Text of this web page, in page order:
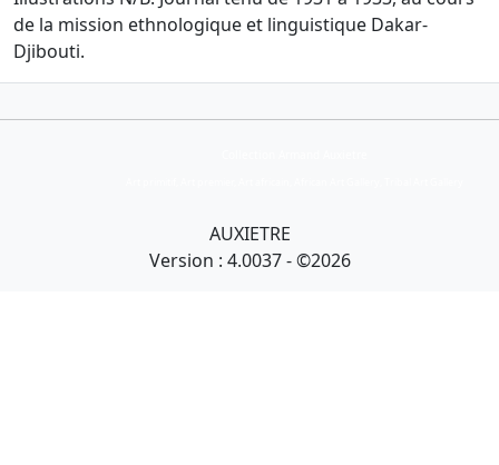
de la mission ethnologique et linguistique Dakar-
Djibouti.
AUXIETRE
Version : 4.0037 - ©2026